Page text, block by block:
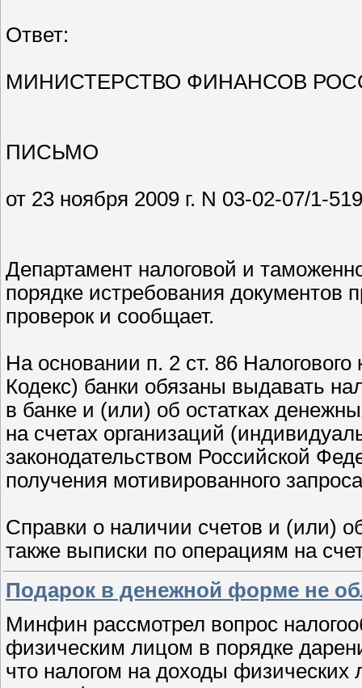
Ответ:
МИНИСТЕРСТВО ФИНАНСОВ
ПИСЬМО
от 23 ноября 2009 г. N 03-02-07/1-519
Департамент налоговой и
порядке истребования документов
проверок и сообщает.
На основании п. 2 ст. 86
Кодекс) банки обязаны выдавать
в банке и (или) об остатках
на счетах организаций
законодательством Российской
получения мотивированного
Справки о наличии счетов и (или)
также выписки по операциям на
Подарок в денежной форме не
Минфин рассмотрел вопрос
физическим лицом в порядке
что налогом на доходы физических